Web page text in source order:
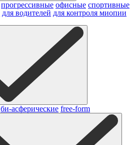
прогрессивные офисные спортивные
для водителей для контроля миопии
би-асферические free-form